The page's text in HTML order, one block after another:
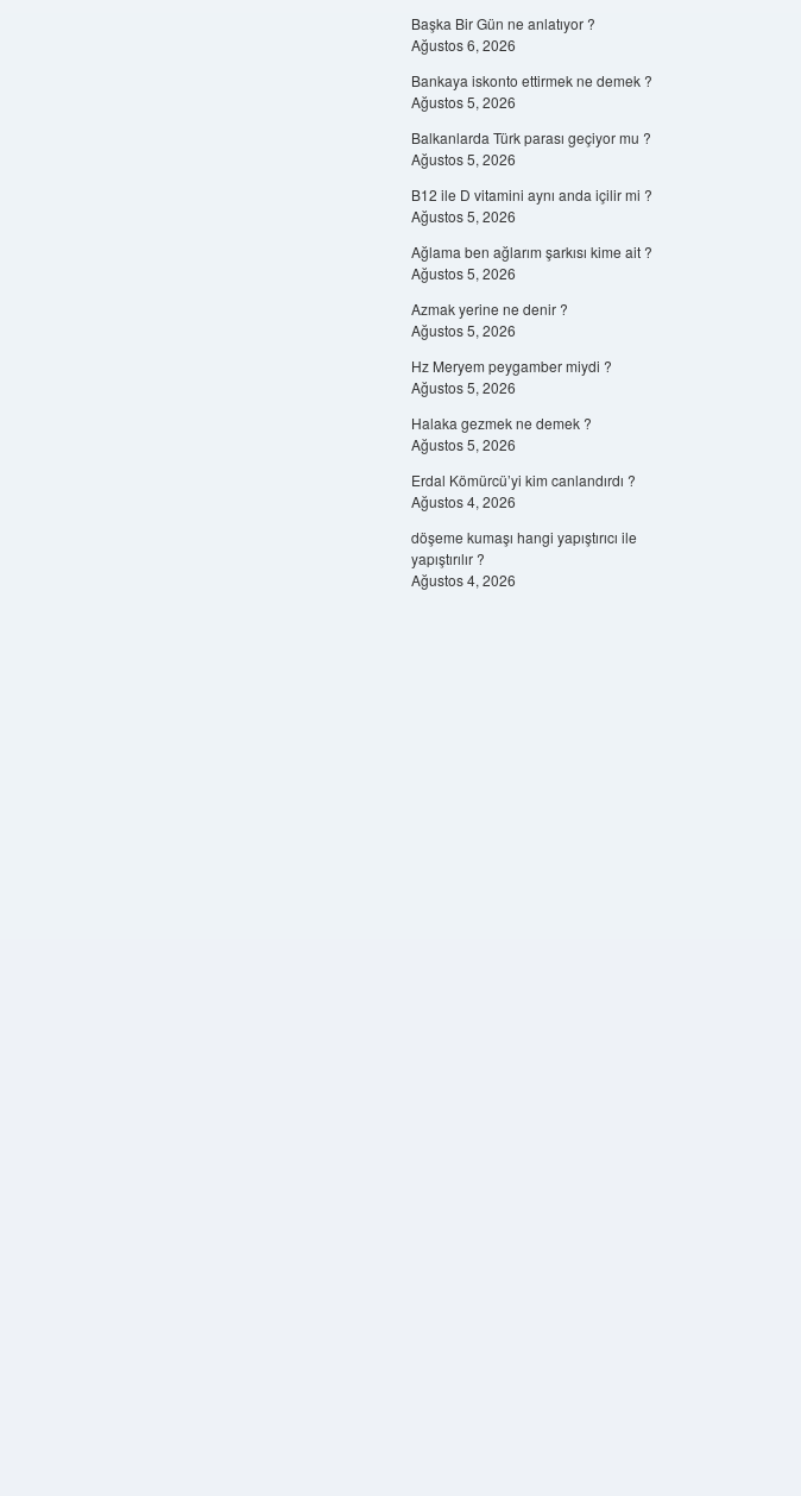
Başka Bir Gün ne anlatıyor ?
Ağustos 6, 2026
Bankaya iskonto ettirmek ne demek ?
Ağustos 5, 2026
Balkanlarda Türk parası geçiyor mu ?
Ağustos 5, 2026
B12 ile D vitamini aynı anda içilir mi ?
Ağustos 5, 2026
Ağlama ben ağlarım şarkısı kime ait ?
Ağustos 5, 2026
Azmak yerine ne denir ?
Ağustos 5, 2026
Hz Meryem peygamber miydi ?
Ağustos 5, 2026
Halaka gezmek ne demek ?
Ağustos 5, 2026
Erdal Kömürcü’yi kim canlandırdı ?
Ağustos 4, 2026
döşeme kumaşı hangi yapıştırıcı ile
yapıştırılır ?
Ağustos 4, 2026